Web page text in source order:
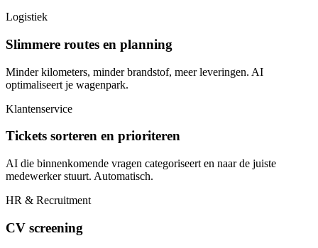
Logistiek
Slimmere routes en planning
Minder kilometers, minder brandstof, meer leveringen. AI
optimaliseert je wagenpark.
Klantenservice
Tickets sorteren en prioriteren
AI die binnenkomende vragen categoriseert en naar de juiste
medewerker stuurt. Automatisch.
HR & Recruitment
CV screening